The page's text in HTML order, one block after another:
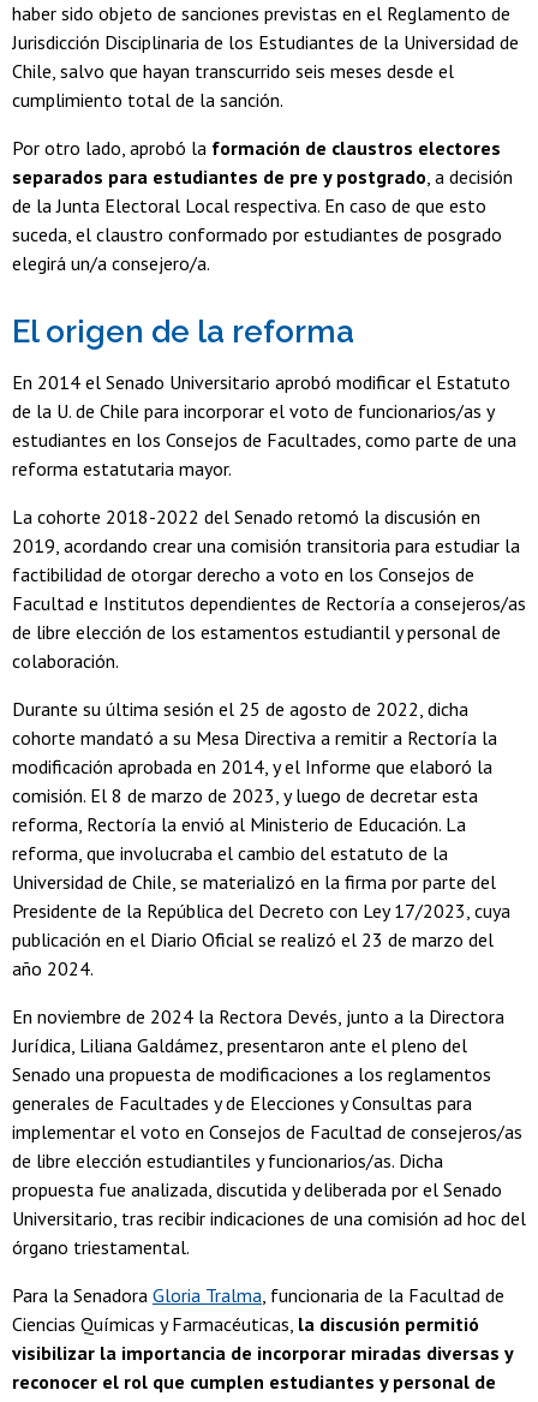
haber sido objeto de sanciones previstas en el Reglamento de
Jurisdicción Disciplinaria de los Estudiantes de la Universidad de
Chile, salvo que hayan transcurrido seis meses desde el
cumplimiento total de la sanción.
Por otro lado, aprobó la formación de claustros electores
separados para estudiantes de pre y postgrado, a decisión
de la Junta Electoral Local respectiva. En caso de que esto
suceda, el claustro conformado por estudiantes de posgrado
elegirá un/a consejero/a.
El origen de la reforma
En 2014 el Senado Universitario aprobó modificar el Estatuto
de la U. de Chile para incorporar el voto de funcionarios/as y
estudiantes en los Consejos de Facultades, como parte de una
reforma estatutaria mayor.
La cohorte 2018-2022 del Senado retomó la discusión en
2019, acordando crear una comisión transitoria para estudiar la
factibilidad de otorgar derecho a voto en los Consejos de
Facultad e Institutos dependientes de Rectoría a consejeros/as
de libre elección de los estamentos estudiantil y personal de
colaboración.
Durante su última sesión el 25 de agosto de 2022, dicha
cohorte mandató a su Mesa Directiva a remitir a Rectoría la
modificación aprobada en 2014, y el Informe que elaboró la
comisión. El 8 de marzo de 2023, y luego de decretar esta
reforma, Rectoría la envió al Ministerio de Educación. La
reforma, que involucraba el cambio del estatuto de la
Universidad de Chile, se materializó en la firma por parte del
Presidente de la República del Decreto con Ley 17/2023, cuya
publicación en el Diario Oficial se realizó el 23 de marzo del
año 2024.
En noviembre de 2024 la Rectora Devés, junto a la Directora
Jurídica, Liliana Galdámez, presentaron ante el pleno del
Senado una propuesta de modificaciones a los reglamentos
generales de Facultades y de Elecciones y Consultas para
implementar el voto en Consejos de Facultad de consejeros/as
de libre elección estudiantiles y funcionarios/as. Dicha
propuesta fue analizada, discutida y deliberada por el Senado
Universitario, tras recibir indicaciones de una comisión ad hoc del
órgano triestamental.
Para la Senadora Gloria Tralma, funcionaria de la Facultad de
Ciencias Químicas y Farmacéuticas, la discusión permitió
visibilizar la importancia de incorporar miradas diversas y
reconocer el rol que cumplen estudiantes y personal de